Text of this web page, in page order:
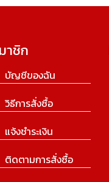
าชิก
บัญชีของฉัน
วิธีการสั่งซื้อ
แจ้งชำระเงิน
ติดตามการสั่งซื้อ